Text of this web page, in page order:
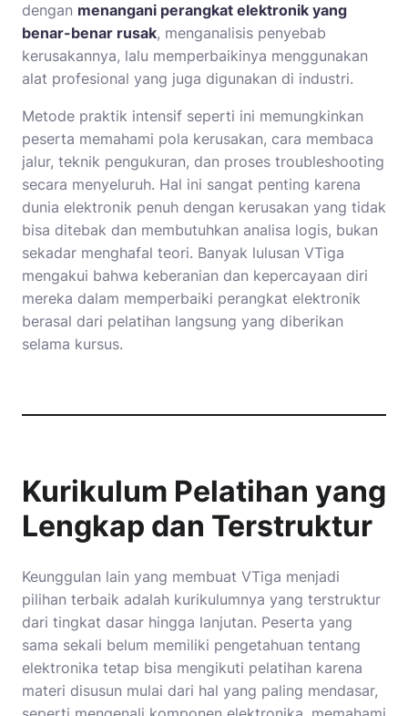
dengan menangani perangkat elektronik yang
benar-benar rusak, menganalisis penyebab
kerusakannya, lalu memperbaikinya menggunakan
alat profesional yang juga digunakan di industri.
Metode praktik intensif seperti ini memungkinkan
peserta memahami pola kerusakan, cara membaca
jalur, teknik pengukuran, dan proses troubleshooting
secara menyeluruh. Hal ini sangat penting karena
dunia elektronik penuh dengan kerusakan yang tidak
bisa ditebak dan membutuhkan analisa logis, bukan
sekadar menghafal teori. Banyak lulusan VTiga
mengakui bahwa keberanian dan kepercayaan diri
mereka dalam memperbaiki perangkat elektronik
berasal dari pelatihan langsung yang diberikan
selama kursus.
Kurikulum Pelatihan yang
Lengkap dan Terstruktur
Keunggulan lain yang membuat VTiga menjadi
pilihan terbaik adalah kurikulumnya yang terstruktur
dari tingkat dasar hingga lanjutan. Peserta yang
sama sekali belum memiliki pengetahuan tentang
elektronika tetap bisa mengikuti pelatihan karena
materi disusun mulai dari hal yang paling mendasar,